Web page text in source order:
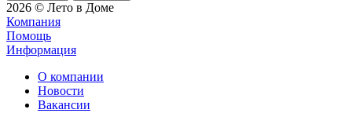
2026 © Лето в Доме
Компания
Помощь
Информация
О компании
Новости
Вакансии